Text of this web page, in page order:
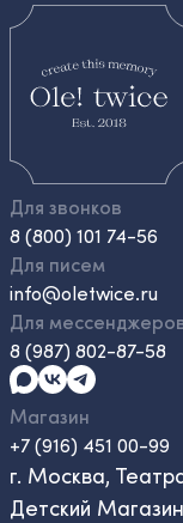
Для звонков
8 (800) 101 74-56
Для писем
info@oletwice.ru
Для
8 (987) 802-87-58
Магазин
+7 (916) 451 00-99
г. Москва,
Детский